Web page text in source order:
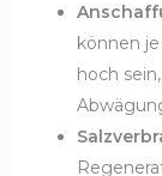
können
hoch